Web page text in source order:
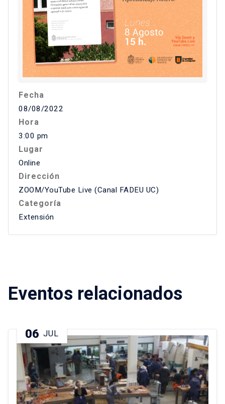
Fecha
08/08/2022
Hora
3:00 pm
Lugar
Online
Dirección
ZOOM/YouTube Live (Canal FADEU UC)
Categoría
Extensión
Eventos relacionados
06 JUL